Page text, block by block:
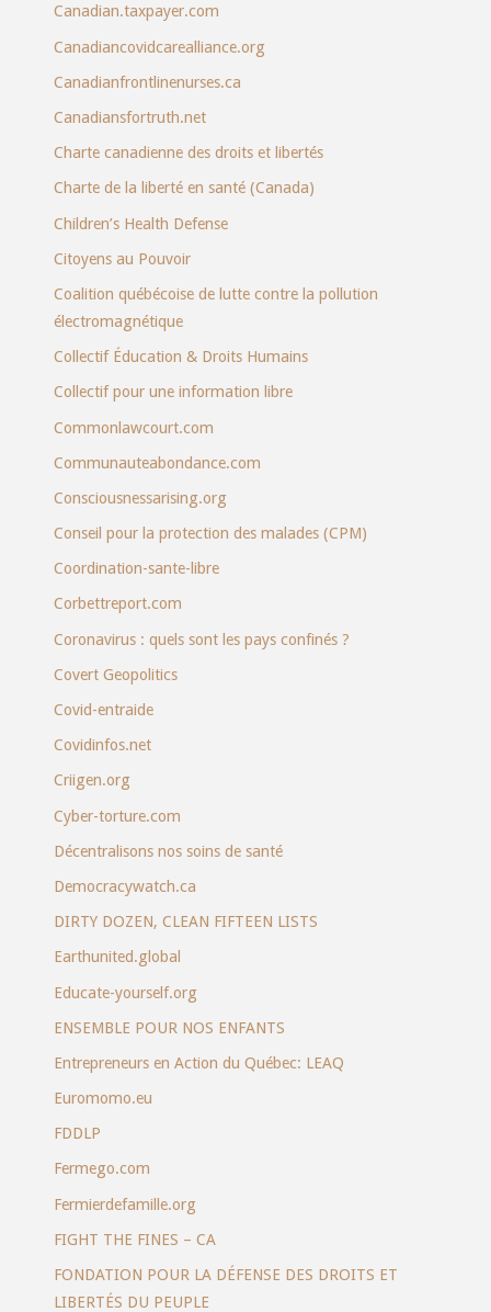
Canadian.taxpayer.com
Canadiancovidcarealliance.org
Canadianfrontlinenurses.ca
Canadiansfortruth.net
Charte canadienne des droits et libertés
Charte de la liberté en santé (Canada)
Children’s Health Defense
Citoyens au Pouvoir
Coalition québécoise de lutte contre la pollution
électromagnétique
Collectif Éducation & Droits Humains
Collectif pour une information libre
Commonlawcourt.com
Communauteabondance.com
Consciousnessarising.org
Conseil pour la protection des malades (CPM)
Coordination-sante-libre
Corbettreport.com
Coronavirus : quels sont les pays confinés ?
Covert Geopolitics
Covid-entraide
Covidinfos.net
Criigen.org
Cyber-torture.com
Décentralisons nos soins de santé
Democracywatch.ca
DIRTY DOZEN, CLEAN FIFTEEN LISTS
Earthunited.global
Educate-yourself.org
ENSEMBLE POUR NOS ENFANTS
Entrepreneurs en Action du Québec: LEAQ
Euromomo.eu
FDDLP
Fermego.com
Fermierdefamille.org
FIGHT THE FINES – CA
FONDATION POUR LA DÉFENSE DES DROITS ET
LIBERTÉS DU PEUPLE